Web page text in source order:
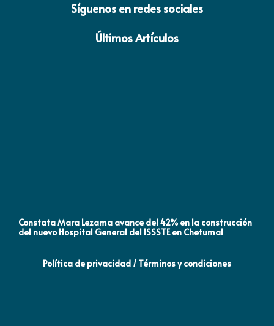
Síguenos en redes sociales
Últimos Artículos
Constata Mara Lezama avance del 42% en la construcción
del nuevo Hospital General del ISSSTE en Chetumal
Política de privacidad / Términos y condiciones